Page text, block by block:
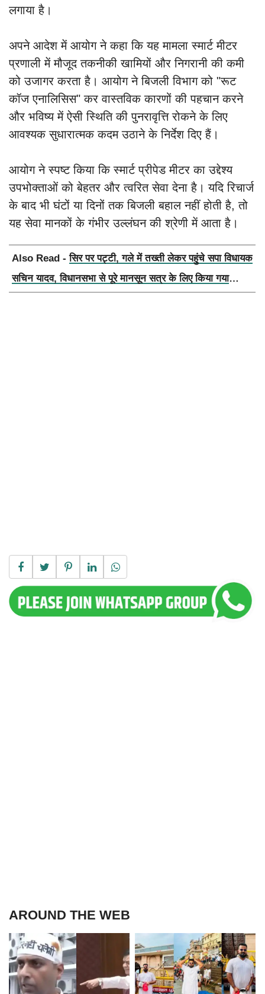
लगाया है।
अपने आदेश में आयोग ने कहा कि यह मामला स्मार्ट मीटर
प्रणाली में मौजूद तकनीकी खामियों और निगरानी की कमी
को उजागर करता है। आयोग ने बिजली विभाग को "रूट
कॉज एनालिसिस" कर वास्तविक कारणों की पहचान करने
और भविष्य में ऐसी स्थिति की पुनरावृत्ति रोकने के लिए
आवश्यक सुधारात्मक कदम उठाने के निर्देश दिए हैं।
आयोग ने स्पष्ट किया कि स्मार्ट प्रीपेड मीटर का उद्देश्य
उपभोक्ताओं को बेहतर और त्वरित सेवा देना है। यदि रिचार्ज
के बाद भी घंटों या दिनों तक बिजली बहाल नहीं होती है, तो
यह सेवा मानकों के गंभीर उल्लंघन की श्रेणी में आता है।
Also Read -सिर पर पट्टी, गले में तख्ती लेकर पहुंचे सपा विधायक
सचिन यादव, विधानसभा से पूरे मानसून सत्र के लिए किया गया
AROUND THE WEB